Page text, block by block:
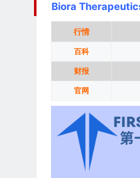
Biora
行情
百科
财报
官网